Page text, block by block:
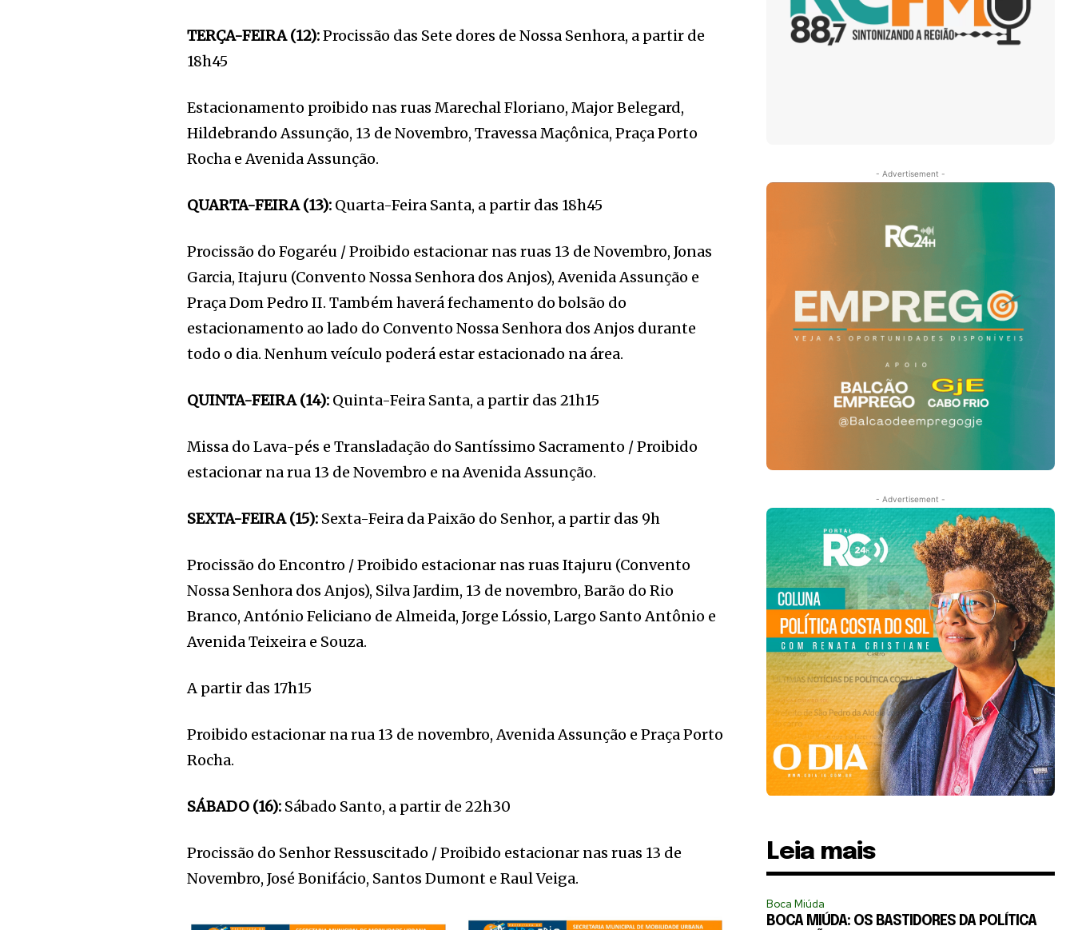
TERÇA-FEIRA (12):Procissão das Sete dores de Nossa Senhora, a partir de
18h45
Estacionamento proibido nas ruas Marechal Floriano, Major Belegard,
Hildebrando Assunção, 13 de Novembro, Travessa Maçônica, Praça Porto
Rocha e Avenida Assunção.
QUARTA-FEIRA (13): Quarta-Feira Santa, a partir das 18h45
Procissão do Fogaréu / Proibido estacionar nas ruas 13 de Novembro, Jonas
Garcia, Itajuru (Convento Nossa Senhora dos Anjos), Avenida Assunção e
Praça Dom Pedro II. Também haverá fechamento do bolsão do
estacionamento ao lado do Convento Nossa Senhora dos Anjos durante
todo o dia. Nenhum veículo poderá estar estacionado na área.
QUINTA-FEIRA (14): Quinta-Feira Santa, a partir das 21h15
Missa do Lava-pés e Transladação do Santíssimo Sacramento / Proibido
estacionar na rua 13 de Novembro e na Avenida Assunção.
SEXTA-FEIRA (15): Sexta-Feira da Paixão do Senhor, a partir das 9h
Procissão do Encontro / Proibido estacionar nas ruas Itajuru (Convento
Nossa Senhora dos Anjos), Silva Jardim, 13 de novembro, Barão do Rio
Branco, António Feliciano de Almeida, Jorge Lóssio, Largo Santo Antônio e
Avenida Teixeira e Souza.
A partir das 17h15
Proibido estacionar na rua 13 de novembro, Avenida Assunção e Praça Porto
Rocha.
SÁBADO (16): Sábado Santo, a partir de 22h30
Procissão do Senhor Ressuscitado / Proibido estacionar nas ruas 13 de
Novembro, José Bonifácio, Santos Dumont e Raul Veiga.
- Advertisement -
- Advertisement -
Leia mais
Boca Miúda
BOCA MIÚDA: OS BASTIDORES DA POLÍTICA